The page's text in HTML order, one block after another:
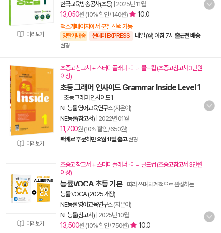
미리보기
한국교육방송공사(초등) 2025년 11월
13,050원 (10% 할인 / 140원) 10.0
책소개페이지에서 분철 선택 가능
양탄자배송 썬데이 EXPRESS 내일 (월) 아침 7시 출근전 배송
변경
미리보기
초중고 참고서 + 스터디 플래너 · 미니 콜드컵 (초중고참고서 3만원
이상)
초등 그래머 인사이드 Grammar Inside Level 1
-초등 그래머 인사이드 1
NE능률 영어교육연구소(지은이)
NE능률(참고서) 2022년 01월
11,700원 (10% 할인 / 650원)
택배로 주문하면 8월 11일 출고 변경
미리보기
초중고 참고서 + 스터디 플래너 · 미니 콜드컵 (초중고참고서 3만원
이상)
능률VOCA 초등 기본- 따라 쓰며 체계적으로 완성하는-
능률 VOCA (2025 개정)
NE능률 영어교육연구소(지은이)
NE능률(참고서) 2025년 10월
13,500원 (10% 할인 / 750원) 10.0